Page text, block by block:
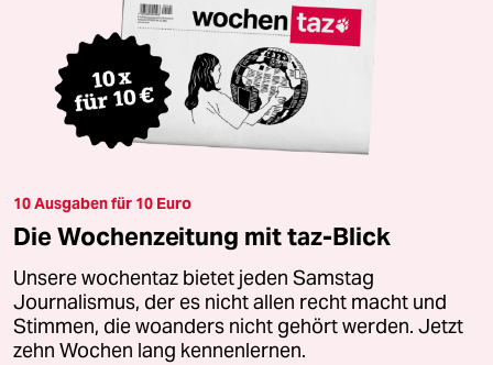
10 Ausgaben für 10 Euro
Die Wochenzeitung mit taz-Blick
Unsere wochentaz bietet jeden Samstag
Journalismus, der es nicht allen recht macht und
Stimmen, die woanders nicht gehört werden. Jetzt
zehn Wochen lang kennenlernen.